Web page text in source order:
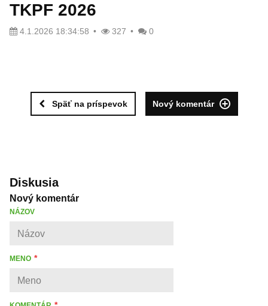
TKPF 2026
4.1.2026 18:34:58 327 0
Späť na príspevok Nový komentár
Diskusia
Nový komentár
NÁZOV
MENO